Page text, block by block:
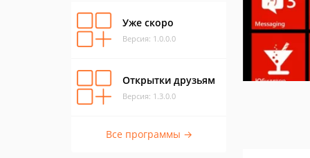
Уже скоро
Версия: 1.0.0.0
Открытки друзьям
Версия: 1.3.0.0
Все программы →